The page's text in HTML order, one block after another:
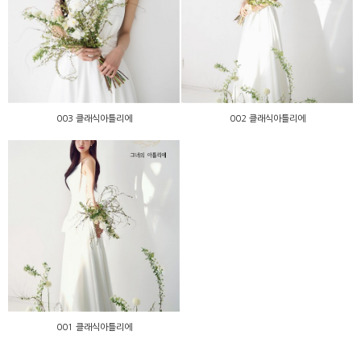
003 클래식아틀리에
003 클래식아틀리에
002 클래식아틀리에
002 클래식아틀리에
001 클래식아틀리에
001 클래식아틀리에